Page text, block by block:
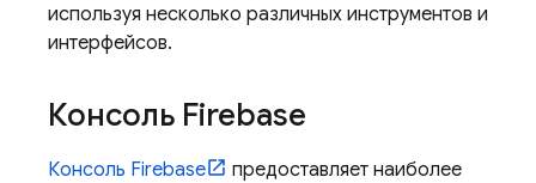
используя несколько различных инструментов и
интерфейсов.
Консоль Firebase
Консоль Firebase
предоставляет наиболее